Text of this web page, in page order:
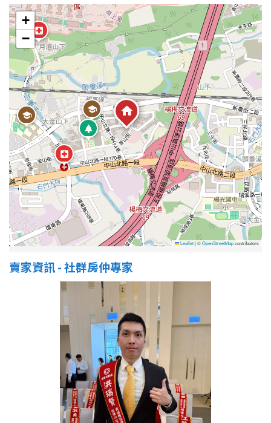
屋齡
不拘
5 年以下
5-10 年 10-20 年
20-30 年 30-40 年
40 年以上
售價
+
−
Leaflet|©OpenStreetMapcontributors
賣家資訊 - 社群房仲專家